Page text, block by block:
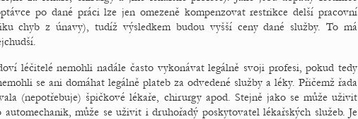
po dané práci lze jen omezeně kompenzovat restrikce delší pracovní
chyb z únavy), tudíž výsledkem budou vyšší ceny dané služby. To má
léčitelé nemohli nadále často vykonávat legálně svoji profesi, pokud tedy
se ani domáhat legálně plateb za odvedené služby a léky. Přičemž řada
(nepotřebuje) špičkové lékaře, chirurgy apod. Stejně jako se může uživit
může se uživit i druhořadý poskytovatel lékařských služeb. Je